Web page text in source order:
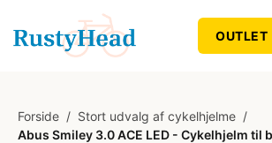
OUTLET
Forside / Stort udvalg af cykelhjelme /
Abus Smiley 3.0 ACE LED - Cykelhjelm til